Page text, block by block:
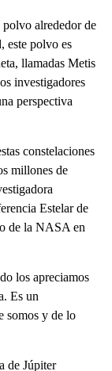
alrededor de
este polvo es
llamadas Metis
investigadores
perspectiva
constelaciones
millones de
Estelar de
de la NASA en
los apreciamos
Es un
somos y de lo
de Júpiter